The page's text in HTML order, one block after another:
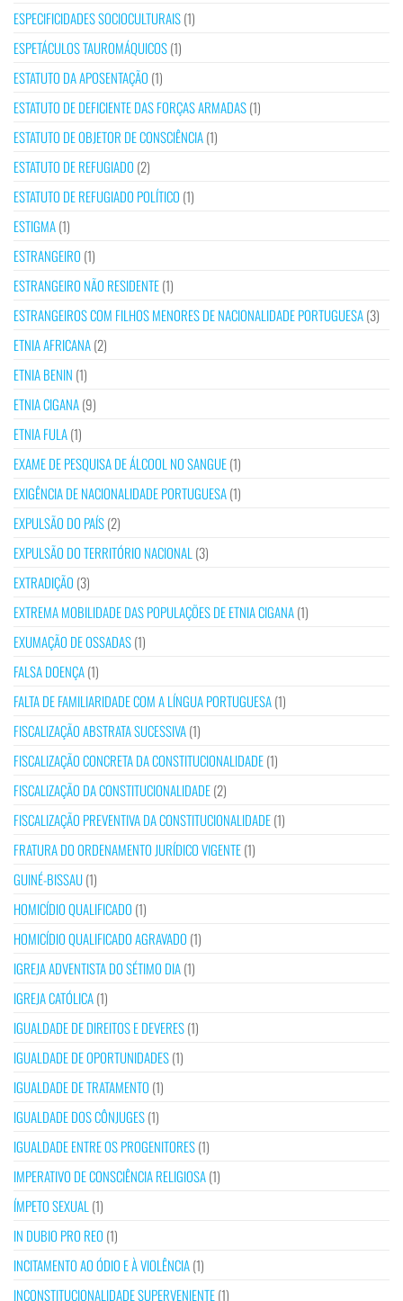
ESPECIFICIDADES SOCIOCULTURAIS(1)
ESPETÁCULOS TAUROMÁQUICOS(1)
ESTATUTO DA APOSENTAÇÃO (1)
ESTATUTO DE DEFICIENTE DAS FORÇAS ARMADAS(1)
ESTATUTO DE OBJETOR DE CONSCIÊNCIA(1)
ESTATUTO DE REFUGIADO (2)
ESTATUTO DE REFUGIADO POLÍTICO (1)
ESTIGMA(1)
ESTRANGEIRO (1)
ESTRANGEIRO NÃO RESIDENTE(1)
ESTRANGEIROS COM FILHOS MENORES DE NACIONALIDADE PORTUGUESA(3)
ETNIA AFRICANA(2)
ETNIA BENIN (1)
ETNIA CIGANA(9)
ETNIA FULA(1)
EXAME DE PESQUISA DE ÁLCOOL NO SANGUE(1)
EXIGÊNCIA DE NACIONALIDADE PORTUGUESA(1)
EXPULSÃO DO PAÍS(2)
EXPULSÃO DO TERRITÓRIO NACIONAL (3)
EXTRADIÇÃO (3)
EXTREMA MOBILIDADE DAS POPULAÇÕES DE ETNIA CIGANA(1)
EXUMAÇÃO DE OSSADAS(1)
FALSA DOENÇA(1)
FALTA DE FAMILIARIDADE COM A LÍNGUA PORTUGUESA(1)
FISCALIZAÇÃO ABSTRATA SUCESSIVA(1)
FISCALIZAÇÃO CONCRETA DA CONSTITUCIONALIDADE(1)
FISCALIZAÇÃO DA CONSTITUCIONALIDADE(2)
FISCALIZAÇÃO PREVENTIVA DA CONSTITUCIONALIDADE(1)
FRATURA DO ORDENAMENTO JURÍDICO VIGENTE(1)
GUINÉ-BISSAU(1)
HOMICÍDIO QUALIFICADO (1)
HOMICÍDIO QUALIFICADO AGRAVADO (1)
IGREJA ADVENTISTA DO SÉTIMO DIA(1)
IGREJA CATÓLICA(1)
IGUALDADE DE DIREITOS E DEVERES(1)
IGUALDADE DE OPORTUNIDADES(1)
IGUALDADE DE TRATAMENTO (1)
IGUALDADE DOS CÔNJUGES(1)
IGUALDADE ENTRE OS PROGENITORES(1)
IMPERATIVO DE CONSCIÊNCIA RELIGIOSA(1)
ÍMPETO SEXUAL (1)
IN DUBIO PRO REO (1)
INCITAMENTO AO ÓDIO E À VIOLÊNCIA(1)
INCONSTITUCIONALIDADE SUPERVENIENTE(1)